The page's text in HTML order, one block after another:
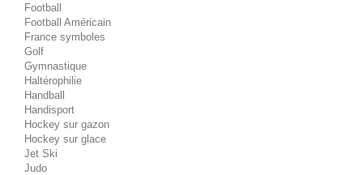
Football
Football Américain
France symboles
Golf
Gymnastique
Haltérophilie
Handball
Handisport
Hockey sur gazon
Hockey sur glace
Jet Ski
Judo